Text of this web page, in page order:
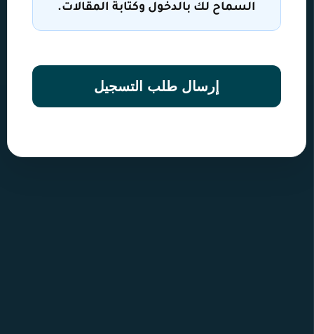
السماح لك بالدخول وكتابة المقالات.
إرسال طلب التسجيل